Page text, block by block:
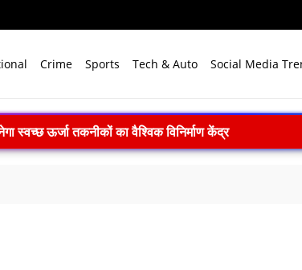
Crime Sports Tech & Auto Social Media
स्वच्छ ऊर्जा तकनीकों का वैश्विक विनिर्माण केंद्र
में प्रादेशिक सेना की अहम भूमिका, 10 करोड़ पौधे लगाने का
मानवरहित मिशन, 2027 तक अंतरिक्ष में जाएगा पहला भारतीय